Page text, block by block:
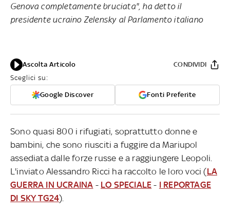
Genova completamente bruciata", ha detto il
presidente ucraino Zelensky al Parlamento italiano
Ascolta Articolo
Sceglici su:
Google Discover Fonti Preferite
CONDIVIDI
Sono quasi 800 i rifugiati, soprattutto donne e
bambini, che sono riusciti a fuggire da Mariupol
assediata dalle forze russe e a raggiungere Leopoli.
L'inviato Alessandro Ricci ha raccolto le loro voci (LA
GUERRA IN UCRAINA - LO SPECIALE - I REPORTAGE
DI SKY TG24).